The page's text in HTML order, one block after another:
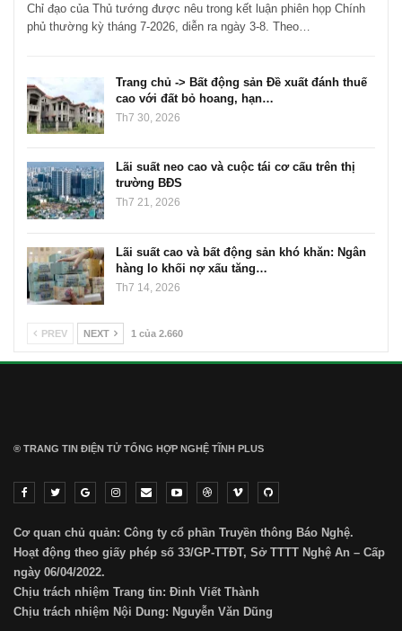
Chỉ đạo của Thủ tướng được nêu trong kết luận phiên họp Chính
phủ thường kỳ tháng 7-2026, diễn ra ngày 3-8. Theo…
Trang chủ -> Bất động sản Đề xuất đánh thuế
cao với đất bỏ hoang, hạn…
Th7 30, 2026
Lãi suất neo cao và cuộc tái cơ cấu trên thị
trường BĐS
Th7 21, 2026
Lãi suất cao và bất động sản khó khăn: Ngân
hàng lo khối nợ xấu tăng…
Th7 14, 2026
PREV NEXT 1 của 2.660
® TRANG TIN ĐIỆN TỬ ТỔNG HỢP NGHỆ TĨNH PLUS
Cơ quan chủ quản: Công ty cổ phần Truyền thông Báo Nghệ.
Hoạt động theo giấy phép số 33/GP-TTĐT, Sở TTTT Nghệ An – Cấp
ngày 06/04/2022.
Chịu trách nhiệm Trang tin: Đinh Viết Thành
Chịu trách nhiệm Nội Dung: Nguyễn Văn Dũng